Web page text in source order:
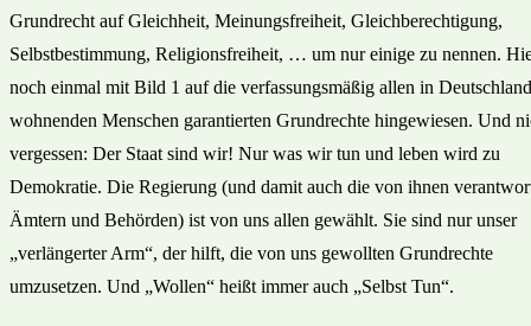
Grundrecht auf Gleichheit, Meinungsfreiheit, Gleichberechtigung,
Selbstbestimmung, Religionsfreiheit, … um nur einige zu nennen.
noch einmal mit Bild 1 auf die verfassungsmäßig allen in Deutschland
wohnenden Menschen garantierten Grundrechte hingewiesen. Und
vergessen: Der Staat sind wir! Nur was wir tun und leben wird zu
Demokratie. Die Regierung (und damit auch die von ihnen
Ämtern und Behörden) ist von uns allen gewählt. Sie sind nur unser
„verlängerter Arm“, der hilft, die von uns gewollten Grundrechte
umzusetzen. Und „Wollen“ heißt immer auch „Selbst Tun“.